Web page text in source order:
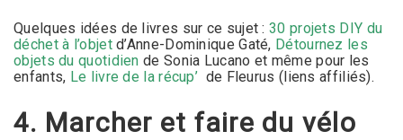
Quelques idées de livres sur ce sujet : 30 projets DIY du
déchet à l’objet d’Anne-Dominique Gaté, Détournez les
objets du quotidien de Sonia Lucano et même pour les
enfants, Le livre de la récup’ de Fleurus (liens affiliés).
4. Marcher et faire du vélo